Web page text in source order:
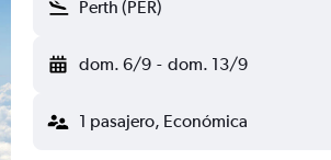
Perth (PER)
dom. 6/9 - dom. 13/9
1 pasajero, Económica